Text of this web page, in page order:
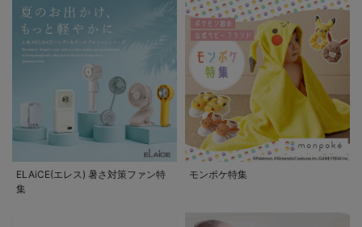
ELAiCE(エレス) 暑さ対策ファン特
集
モンポケ特集